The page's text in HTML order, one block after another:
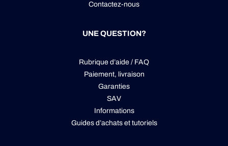
Contactez-nous
UNE QUESTION?
Rubrique d’aide / FAQ
Paiement, livraison
Garanties
SAV
Informations
Guides d’achats et tutoriels